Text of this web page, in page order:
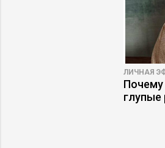
ЛИЧНАЯ
глупые